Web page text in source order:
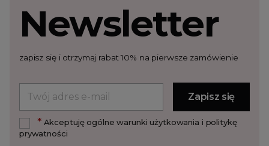
Newsletter
zapisz się i otrzymaj rabat 10% na pierwsze zamówienie
*Akceptuję ogólne warunki użytkowania i politykę
prywatności